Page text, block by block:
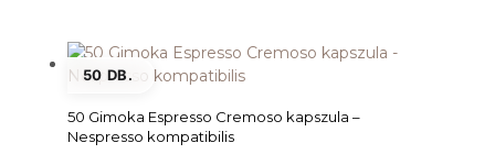
50 DB.
50 Gimoka Espresso Cremoso kapszula –
Nespresso kompatibilis